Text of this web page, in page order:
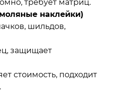
требует матриц.
наклейки)
шильдов,
защищает
стоимость, подходит